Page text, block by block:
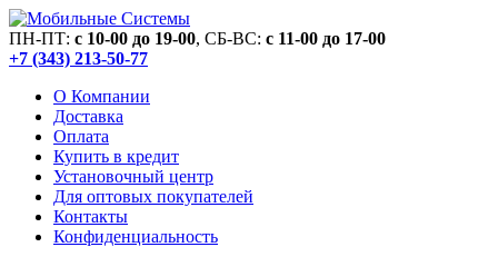
ПН-ПТ: c 10-00 до 19-00, СБ-ВС: c 11-00 до 17-00
+7 (343) 213-50-77
О Компании
Доставка
Оплата
Купить в кредит
Установочный центр
Для оптовых покупателей
Контакты
Конфиденциальность